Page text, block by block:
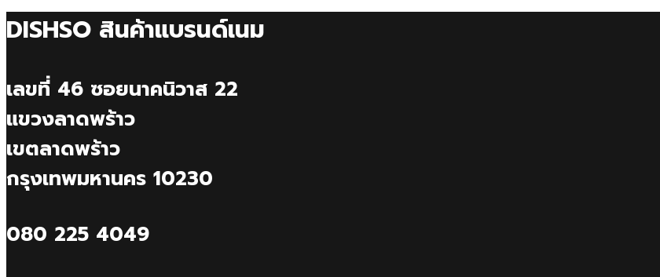
DISHSO สินค้าแบรนด์เนม
เลขที่ 46 ซอยนาคนิวาส 22
แขวงลาดพร้าว
เขตลาดพร้าว
กรุงเทพมหานคร 10230
080 225 4049